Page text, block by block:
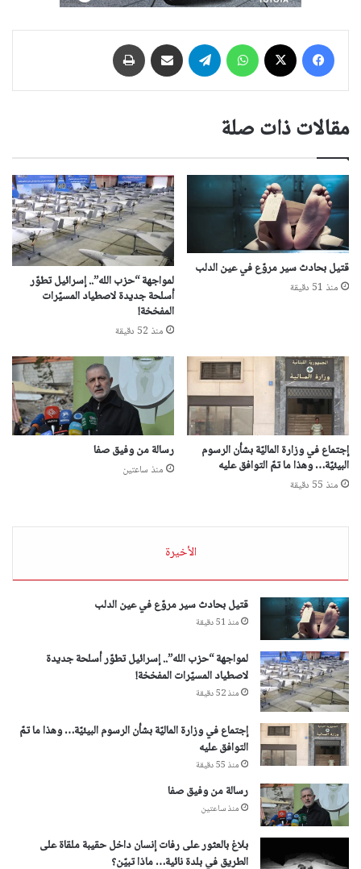
فيسبوك واتساب تيلقرام مشاركة عبر البريد
مقالات ذات صلة
قتيل بحادث سير مروّع في عين الدلب
منذ 51 دقيقة لمواجهة “حزب الله”.. إسرائيل تطوّر
أسلحة جديدة لاصطياد المسيّرات
المفخخة!
منذ 52 دقيقة
إجتماع في وزارة الماليّة بشأن الرسوم
البيئيّة… وهذا ما تمّ التوافق عليه
منذ 55 دقيقة
رسالة من وفيق صفا
منذ ساعتين
الأخيرة
قتيل بحادث سير مروّع في عين الدلب
منذ 51 دقيقة
لمواجهة “حزب الله”.. إسرائيل تطوّر أسلحة جديدة
لاصطياد المسيّرات المفخخة!
منذ 52 دقيقة
إجتماع في وزارة الماليّة بشأن الرسوم البيئيّة… وهذا ما تمّ
التوافق عليه
منذ 55 دقيقة
رسالة من وفيق صفا
منذ ساعتين
بلاغ بالعثور على رفات إنسان داخل حقيبة ملقاة على
الطريق في بلدة نائية… ماذا تبيّن؟